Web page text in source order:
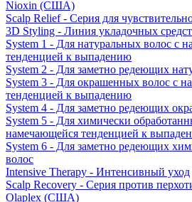
Nioxin (США)
Scalp Relief - Серия для
3D Styling - Линия укладочных
System 1 - Для натуральных волос с
тенденцией к выпадению
System 2 - Для заметно редеющих
System 3 - Для окрашенных волос с
тенденцией к выпадению
System 4 - Для заметно редеющих
System 5 - Для химически
намечающейся тенденцией к
System 6 - Для заметно редеющих
волос
Intensive Therapy - Интенсивный уход
Scalp Recovery - Серия против
Olaplex (США)